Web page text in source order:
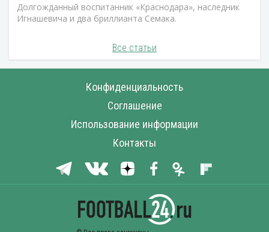
Долгожданный воспитанник «Краснодара», наследник
Игнашевича и два бриллианта Семака.
Все статьи
Конфиденциальность
Соглашение
Использование информации
Контакты